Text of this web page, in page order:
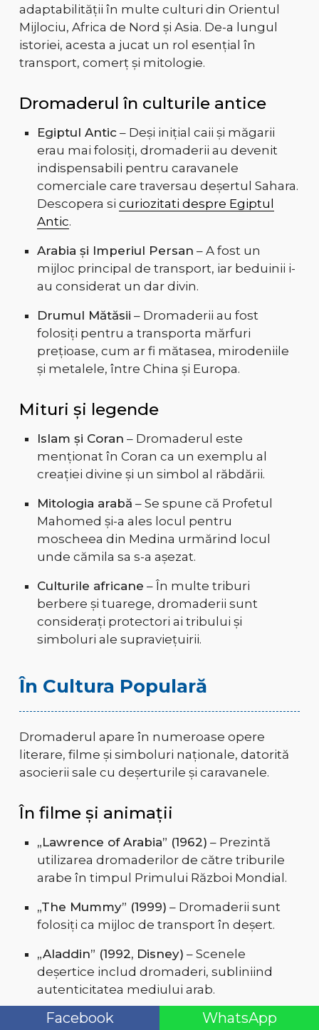
adaptabilității în multe culturi din Orientul
Mijlociu, Africa de Nord și Asia. De-a lungul
istoriei, acesta a jucat un rol esențial în
transport, comerț și mitologie.
Dromaderul în culturile antice
Egiptul Antic– Deși inițial caii și măgarii
erau mai folosiți, dromaderii au devenit
indispensabili pentru caravanele
comerciale care traversau deșertul Sahara.
Descopera si curiozitati despre Egiptul
Antic.
Arabia și Imperiul Persan – A fost un
mijloc principal de transport, iar beduinii i-
au considerat un dar divin.
Drumul Mătăsii – Dromaderii au fost
folosiți pentru a transporta mărfuri
prețioase, cum ar fi mătasea, mirodeniile
și metalele, între China și Europa.
Mituri și legende
Islam și Coran – Dromaderul este
menționat în Coran ca un exemplu al
creației divine și un simbol al răbdării.
Mitologia arabă – Se spune că Profetul
Mahomed și-a ales locul pentru
moscheea din Medina urmărind locul
unde cămila sa s-a așezat.
Culturile africane – În multe triburi
berbere și tuarege, dromaderii sunt
considerați protectori ai tribului și
simboluri ale supraviețuirii.
În Cultura Populară
Dromaderul apare în numeroase opere
literare, filme și simboluri naționale, datorită
asocierii sale cu deșerturile și caravanele.
În filme și animații
„Lawrence of Arabia” (1962) – Prezintă
utilizarea dromaderilor de către triburile
arabe în timpul Primului Război Mondial.
„The Mummy” (1999) – Dromaderii sunt
folosiți ca mijloc de transport în deșert.
„Aladdin” (1992, Disney) – Scenele
deșertice includ dromaderi, subliniind
autenticitatea mediului arab.
Facebook WhatsApp